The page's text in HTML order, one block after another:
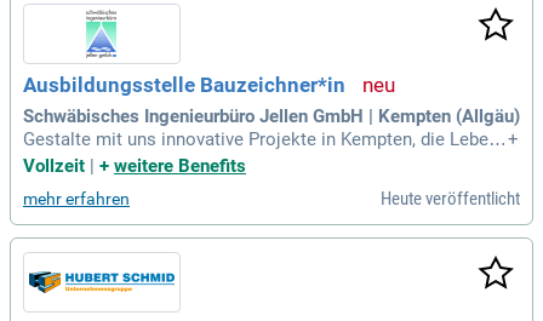
ntagepläne erstellen und unsere Produktion unterstützen. Ei
n erfolgreicher Schulabschluss ist der erste Schritt in unser
e spannende Branche. Werde Teil eines kreativen Teams un
d entwickle deine Fähigkeiten im Bereich Holzbau!
Ausbildungsstelle Bauzeichner*in
Schwäbisches Ingenieurbüro Jellen GmbH | Kempten (Allgäu)
Gestalte mit uns innovative Projekte in Kempten, die Lebens
qualität schaffen – vom ersten Konzept bis zur Umsetzung
ze deine Ideen in die Tat um!
+
Vollzeit
+ weitere Benefits
mehr erfahren Heute veröffentlicht